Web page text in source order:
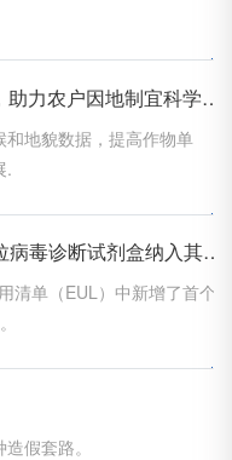
粮农组织推出CropSuit应用程序，助力农户因地制宜科学种植
地貌数据，提高作物单
.
世卫组织将首个邦迪布乔伊伊博拉病毒诊断试剂盒纳入其紧急使用清单
清单（EUL）中新增了首个
假套路。